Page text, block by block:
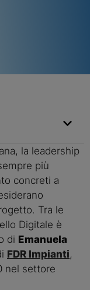
la leadership
più
concreti a
Tra le
Digitale è
di Emanuela
FDR Impianti,
nel settore